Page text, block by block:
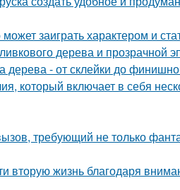
заиграть характером и
дерева и прозрачной
дерева - от склейки до
который включает в себя
требующий не только
вторую жизнь благодаря